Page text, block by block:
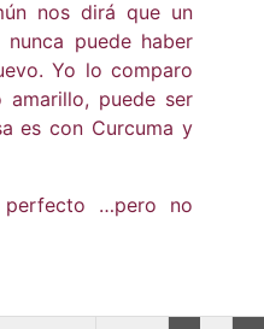
nos dirá que un
puede haber
Yo lo comparo
puede ser
es con Curcuma y
perfecto …pero no